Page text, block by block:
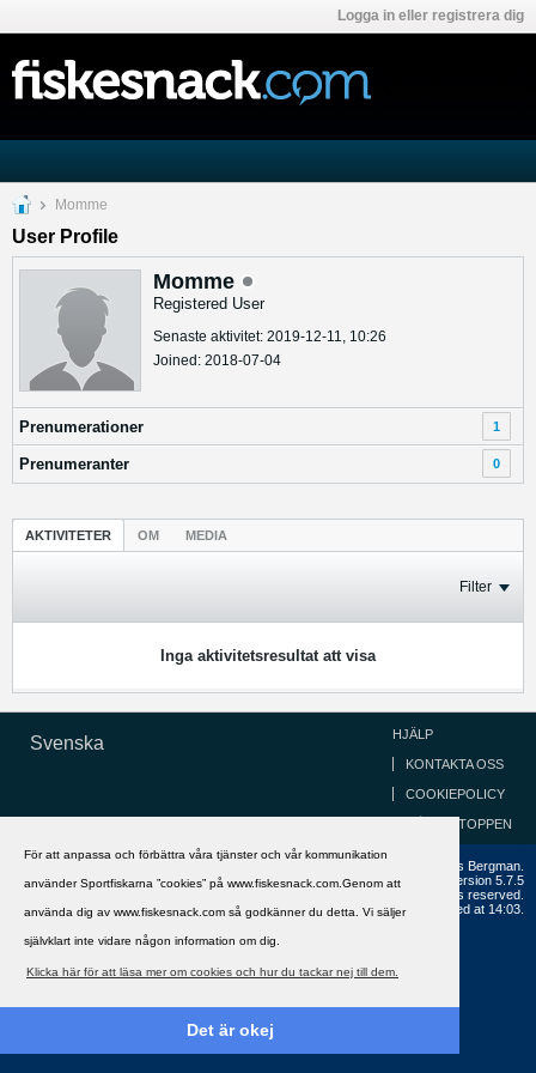
För att anpassa och förbättra våra tjänster och vår kommunikation
använder Sportfiskarna ”cookies” på www.fiskesnack.com.Genom att
använda dig av www.fiskesnack.com så godkänner du detta. Vi säljer
självklart inte vidare någon information om dig.
Klicka här för att läsa mer om cookies och hur du tackar nej till dem.
Det är okej
Logga in eller registrera dig
Momme
User Profile
Momme
Registered User
Senaste aktivitet: 2019-12-11, 10:26
Joined: 2018-07-04
Prenumerationer 1
Prenumeranter 0
AKTIVITETER OM MEDIA
Filter
Inga aktivitetsresultat att visa
Svenska HJÄLP
KONTAKTA OSS
COOKIEPOLICY
GÅ TILL TOPPEN
Copyright ©2002 - 2021, FiskeSnack.com. Grundad 2002 av Anders Bergman.
Powered byvBulletin®
Version 5.7.5
Copyright © 2026 MH Sub I, LLC dba vBulletin. All rights reserved.
All times are GMT+1. This page was generated at 14:03.